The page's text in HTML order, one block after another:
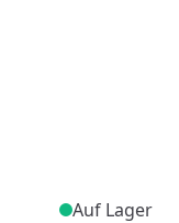
Auf Lager